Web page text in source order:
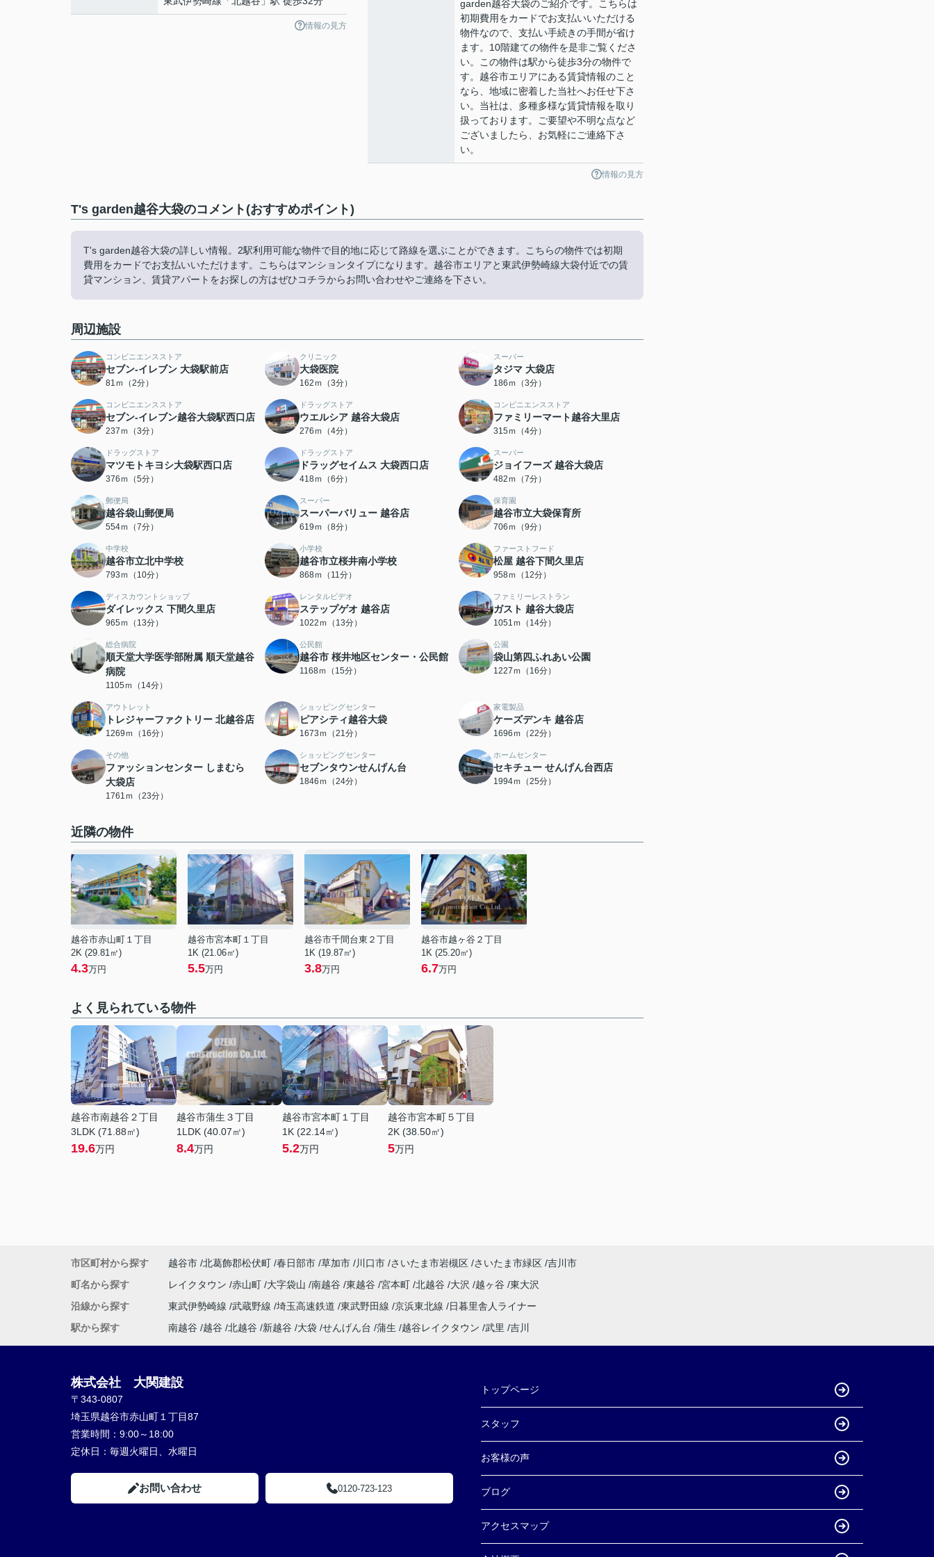
情報の見方
garden越谷大袋のご紹介です。こちらは
初期費用をカードでお支払いいただける
物件なので、支払い手続きの手間が省け
ます。10階建ての物件を是非ご覧くださ
い。この物件は駅から徒歩3分の物件で
す。越谷市エリアにある賃貸情報のこと
なら、地域に密着した当社へお任せ下さ
い。当社は、多種多様な賃貸情報を取り
扱っております。ご要望や不明な点など
ございましたら、お気軽にご連絡下さ
い。
情報の見方
T's garden越谷大袋のコメント(おすすめポイント)
T's garden越谷大袋の詳しい情報。2駅利用可能な物件で目的地に応じて路線を選ぶことができます。こちらの物件では初期
費用をカードでお支払いいただけます。こちらはマンションタイプになります。越谷市エリアと東武伊勢崎線大袋付近での賃
貸マンション、賃貸アパートをお探しの方はぜひコチラからお問い合わせやご連絡を下さい。
周辺施設
コンビニエンスストア
セブン‐イレブン 大袋駅前店
81ｍ（2分）
クリニック
大袋医院
162ｍ（3分）
スーパー
タジマ 大袋店
186ｍ（3分）
コンビニエンスストア
セブン-イレブン越谷大袋駅西口店
237ｍ（3分）
ドラッグストア
ウエルシア 越谷大袋店
276ｍ（4分）
コンビニエンスストア
ファミリーマート越谷大里店
315ｍ（4分）
ドラッグストア
マツモトキヨシ大袋駅西口店
376ｍ（5分）
ドラッグストア
ドラッグセイムス 大袋西口店
418ｍ（6分）
スーパー
ジョイフーズ 越谷大袋店
482ｍ（7分）
郵便局
越谷袋山郵便局
554ｍ（7分）
スーパー
スーパーバリュー 越谷店
619ｍ（8分）
保育園
越谷市立大袋保育所
706ｍ（9分）
中学校
越谷市立北中学校
793ｍ（10分）
小学校
越谷市立桜井南小学校
868ｍ（11分）
ファーストフード
松屋 越谷下間久里店
958ｍ（12分）
ディスカウントショップ
ダイレックス 下間久里店
965ｍ（13分）
レンタルビデオ
ステップゲオ 越谷店
1022ｍ（13分）
ファミリーレストラン
ガスト 越谷大袋店
1051ｍ（14分）
総合病院
順天堂大学医学部附属 順天堂越谷
病院
1105ｍ（14分）
公民館
越谷市 桜井地区センター・公民館
1168ｍ（15分）
公園
袋山第四ふれあい公園
1227ｍ（16分）
アウトレット
トレジャーファクトリー 北越谷店
1269ｍ（16分）
ショッピングセンター
ピアシティ越谷大袋
1673ｍ（21分）
家電製品
ケーズデンキ 越谷店
1696ｍ（22分）
その他
ファッションセンター しまむら
大袋店
1761ｍ（23分）
ショッピングセンター
セブンタウンせんげん台
1846ｍ（24分）
ホームセンター
セキチュー せんげん台西店
1994ｍ（25分）
近隣の物件
越谷市赤山町１丁目
2K (29.81㎡)
4.3万円
越谷市宮本町１丁目
1K (21.06㎡)
5.5万円
越谷市千間台東２丁目
1K (19.87㎡)
3.8万円
越谷市越ヶ谷２丁目
1K (25.20㎡)
6.7万円
よく見られている物件
越谷市南越谷２丁目
3LDK (71.88㎡)
19.6万円
越谷市蒲生３丁目
1LDK (40.07㎡)
8.4万円
越谷市宮本町１丁目
1K (22.14㎡)
5.2万円
越谷市宮本町５丁目
2K (38.50㎡)
5万円
市区町村から探す 越谷市 北葛飾郡松伏町 春日部市 草加市 川口市 さいたま市岩槻区 さいたま市緑区 吉川市
町名から探す
レイクタウン 赤山町 大字袋山 南越谷 東越谷 宮本町 北越谷 大沢 越ヶ谷 東大沢
沿線から探す
東武伊勢崎線 武蔵野線 埼玉高速鉄道 東武野田線 京浜東北線
日暮里舎人ライナー
駅から探す
南越谷 越谷 北越谷 新越谷 大袋 せんげん台 蒲生 越谷レイクタウン 武里 吉川
株式会社 大関建設
〒343-0807
埼玉県越谷市赤山町１丁目87
営業時間： 9:00～18:00
定休日： 毎週火曜日、水曜日
お問い合わせ 0120-723-123
トップページ
スタッフ
お客様の声
ブログ
アクセスマップ